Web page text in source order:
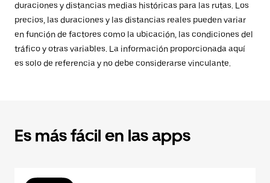
duraciones y distancias medias históricas para las rutas. Los
precios, las duraciones y las distancias reales pueden variar
en función de factores como la ubicación, las condiciones del
tráfico y otras variables. La información proporcionada aquí
es solo de referencia y no debe considerarse vinculante.
Es más fácil en las apps